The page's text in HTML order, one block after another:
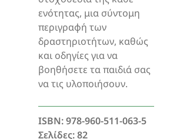
ενότητας, μια σύντομη
περιγραφή των
δραστηριοτήτων, καθώς
και οδηγίες για να
βοηθήσετε τα παιδιά σας
να τις υλοποιήσουν.
ISBN: 978-960-511-063-5
Σελίδες: 82